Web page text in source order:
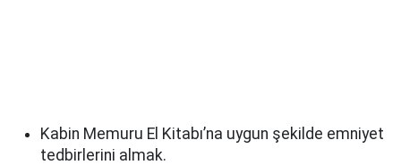
Kabin Memuru El Kitabı’na uygun şekilde emniyet
tedbirlerini almak.